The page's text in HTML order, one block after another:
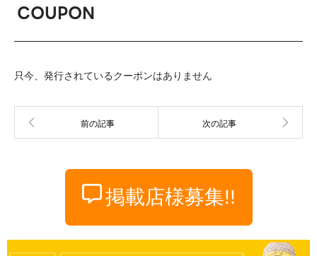
COUPON
只今、発行されているクーポンはありません
掲載店様募集!!